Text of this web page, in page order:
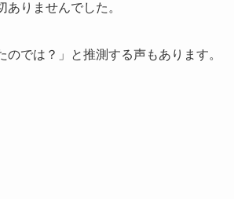
りませんでした。
では？」と推測する声もあります。